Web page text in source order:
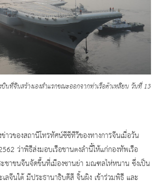
นที่จีนสร้างเองลำแรกขณะออกจากท่าเรือต้าเหลียน วันที่ 13
าวของสถานีโทรทัศน์ซีซีทีวีของทางการจีนเมื่อวัน
ว่าพิธีส่งมอบเรือชานตงลำนี้ให้แก่กองทัพเรือ
ชาชนจีนจัดขึ้นที่เมืองซานย่า มณฑลไห่หนาน ซึ่งเป็น
เลจีนใต้ มีประธานาธิบดีสี จิ้นผิง เข้าร่วมพิธี และ